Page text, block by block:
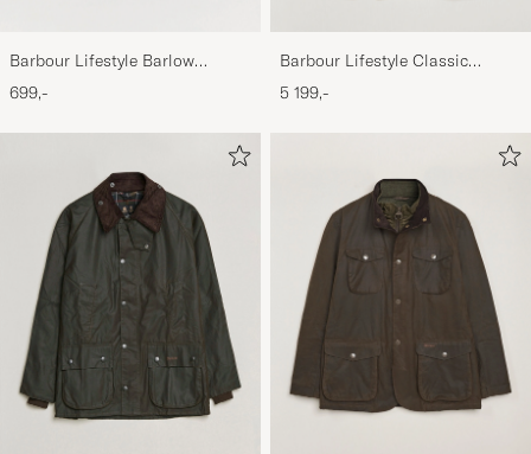
Barbour Lifestyle Barlow
Herringbone Cap Olive
699,-
Barbour Lifestyle Classic
Beaufort Jacket Olive
5 199,-